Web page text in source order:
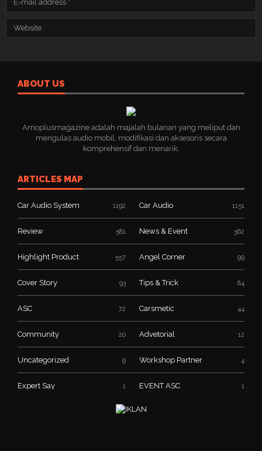
ABOUT US
Amoplusmagazine adalah majalah bulanan yang meliput dan
mengulas audio mobil, modifikasi dan aksesoris secara
komprehensif dan menarik.
ARTICLES MAP
Car Audio System 1192 Car Audio 1151
Review 581 News & Event 562
Highlight Product 557 Angel Corner 99
Cover Story 93 Tips & Trick 84
ASC 72 Carsmetic 44
Community 20 Advetorial 12
Uncategorized 9 Workshop Partner 4
Expert Say 1 EVENT ASC 1